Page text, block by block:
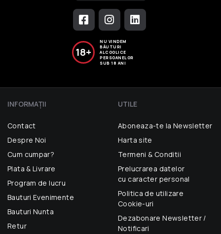
18+
NU VINDEM
BĂUTURI
ALCOOLICE
PERSOANELOR
SUB 18 ANI
INFORMAŢII
Contact
Despre Noi
Cum cumpar?
Plata & Livrare
Program de lucru
Bauturi Evenimente
Bauturi Nunta
Retur
UTILE
Aboneaza-te la Newsletter
Harta site
Termeni & Conditii
Prelucrarea datelor
cu caracter personal
Politica de utilizare
Cookie-uri
Dezabonare Newsletter /
Notificari